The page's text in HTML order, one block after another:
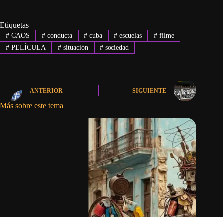
Etiquetas
#CAOS #conducta # cuba # escuelas # filme
#PELÍCULA #situación # sociedad
ANTERIOR SIGUIENTE
Más sobre este tema